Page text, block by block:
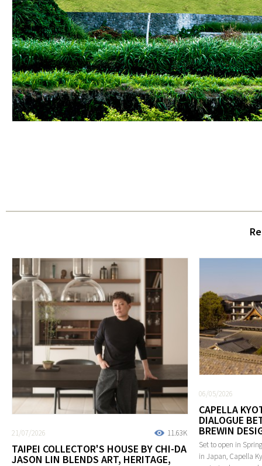
11.63K
21/07/2026
TAIPEI COLLECTOR'S HOUSE BY CHI-DA
JASON LIN BLENDS ART, HERITAGE,
06/05/2026
CAPELLA
DIALOGUE
BREWIN
Set to open in
in Japan, Capella